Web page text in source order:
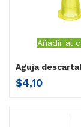
Añadir al
$4,10